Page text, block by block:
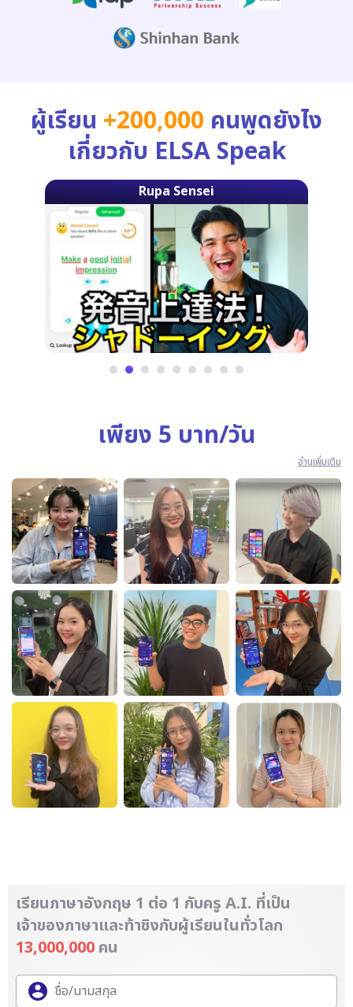
ผู้เรียน +200,000 คนพูดยังไง
เกี่ยวกับ ELSA Speak
Rupa Sensei
เพียง 5 บาท/วัน
อ่านเพิ่มเติม
เรียนภาษาอังกฤษ 1 ต่อ 1 กับครู A.I. ที่เป็น
เจ้าของภาษาและท้าชิงกับผู้เรียนในทั่วโลก
13,000,000 คน